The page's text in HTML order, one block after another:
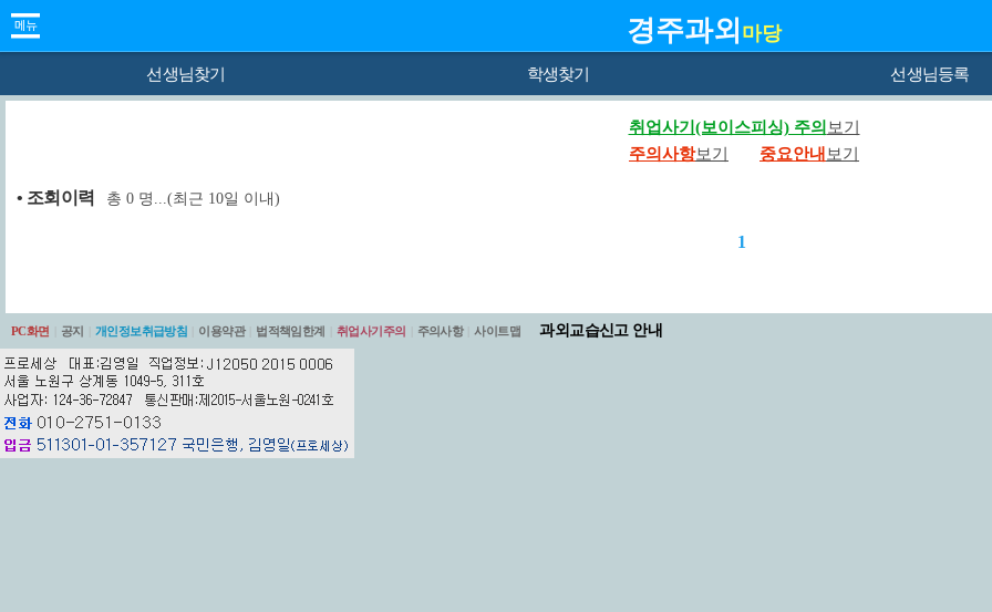
경주과외 마당
선생님찾기 학생찾기 선생님등록
취업사기(보이스피싱) 주의 보기
주의사항보기 중요안내 보기
• 조회 이력 총0 명...(최근 10일 이내)
1
PC화면 공지 개인정보취급방침 이용약관 법적책임한계 취업사기주의 주의사항 사이트맵 과외교습신고 안내